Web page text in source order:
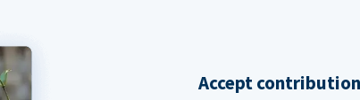
Accept